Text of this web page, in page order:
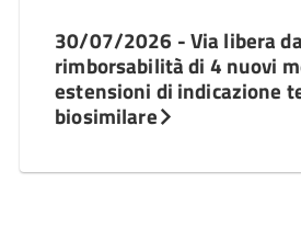
30/07/2026 - Via libera
rimborsabilità di 4 nuovi
estensioni di indicazione
biosimilare